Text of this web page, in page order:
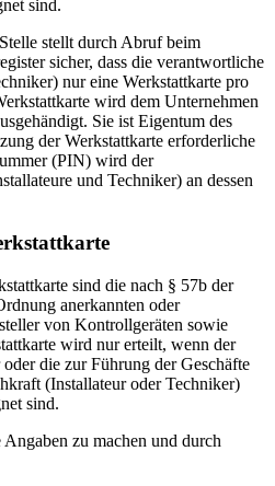
sind.
stellt durch Abruf beim
sicher, dass die verantwortliche
nur eine Werkstattkarte pro
wird dem Unternehmen
Sie ist Eigentum des
der Werkstattkarte erforderliche
(PIN) wird der
und Techniker) an dessen
sind die nach § 57b der
anerkannten oder
von Kontrollgeräten sowie
wird nur erteilt, wenn der
die zur Führung der Geschäfte
(Installateur oder Techniker)
sind.
zu machen und durch